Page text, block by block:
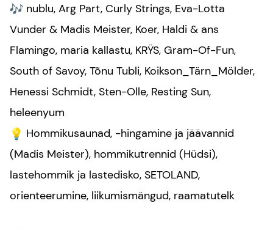
nublu, Arg Part, Curly Strings, Eva-Lotta
Vunder & Madis Meister, Koer, Haldi & ans
Flamingo, maria kallastu, KRŸS, Gram-Of-Fun,
South of Savoy, Tõnu Tubli, Koikson_Tärn_Mölder,
Henessi Schmidt, Sten-Olle, Resting Sun,
heleenyum
Hommikusaunad, -hingamine ja jäävannid
(Madis Meister), hommikutrennid (Hüdsi),
lastehommik ja lastedisko, SETOLAND,
orienteerumine, liikumismängud, raamatutelk